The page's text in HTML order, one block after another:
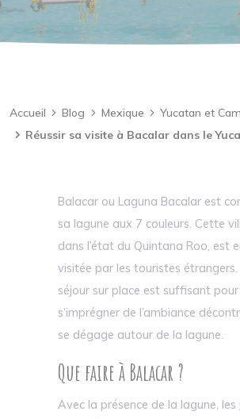
Accueil Blog Mexique
Yucatan et
Réussir sa visite à Bacalar dans le
Balacar ou Laguna Bacalar est
sa lagune aux 7 couleurs. Cette
dans l’état du Quintana Roo, est
visitée par les touristes
séjour sur place est suffisant pour
s’imprégner de l’ambiance
se dégage autour de la lagune.
Que faire à Balacar ?
Avec la présence de la lagune, les